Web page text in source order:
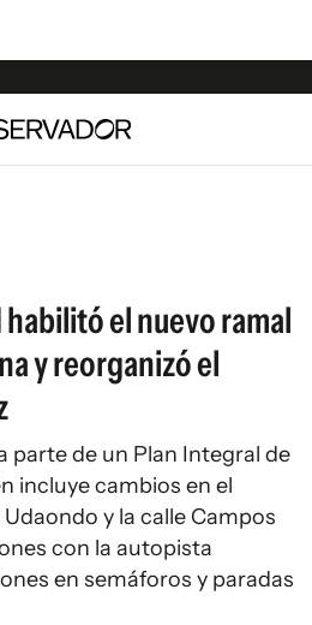
habilitó el nuevo ramal
y reorganizó el
parte de un Plan Integral de
incluye cambios en el
y la calle Campos
con la autopista
en semáforos y paradas